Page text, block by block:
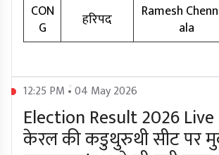
CON
G
हरिपद
Ramesh
ala
12:25 PM • 04 May 2026
Election Result 2026
केरल की कडुथुरुथी सीट पर